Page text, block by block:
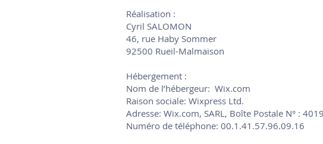
Réalisation :
Cyril SALOMON
46, rue Haby Sommer
92500 Rueil-Malmaison
Hébergement :
Nom de l’hébergeur: Wix.com
Raison sociale: Wixpress Ltd.
Adresse: Wix.com, SARL, Boîte Postale N° :
Numéro de téléphone: 00.1.41.57.96.09.16